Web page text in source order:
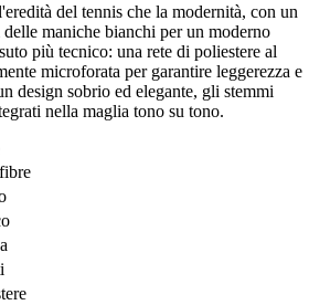
del tennis che la modernità, con un
maniche bianchi per un moderno
più tecnico: una rete di poliestere al
microforata per garantire leggerezza e
design sobrio ed elegante, gli stemmi
nella maglia tono su tono.